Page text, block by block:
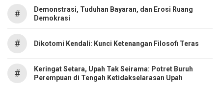
#
Demonstrasi, Tuduhan Bayaran, dan Erosi Ruang
Demokrasi
# Dikotomi Kendali: Kunci Ketenangan Filosofi Teras
#
Keringat Setara, Upah Tak Seirama: Potret Buruh
Perempuan di Tengah Ketidakselarasan Upah